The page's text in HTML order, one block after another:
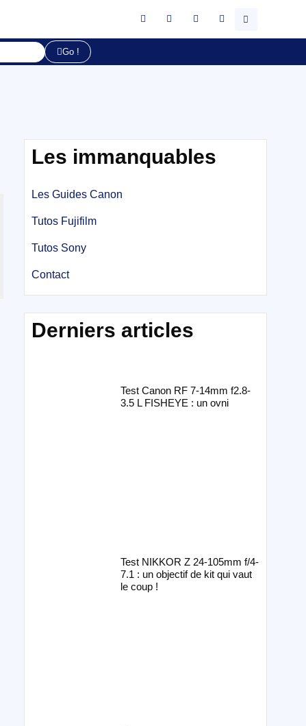
Go !
Les immanquables
Les Guides Canon
Tutos Fujifilm
Tutos Sony
Contact
Derniers articles
Test Canon RF 7-14mm f2.8-
3.5 L FISHEYE : un ovni
Test NIKKOR Z 24-105mm f/4-
7.1 : un objectif de kit qui vaut
le coup !